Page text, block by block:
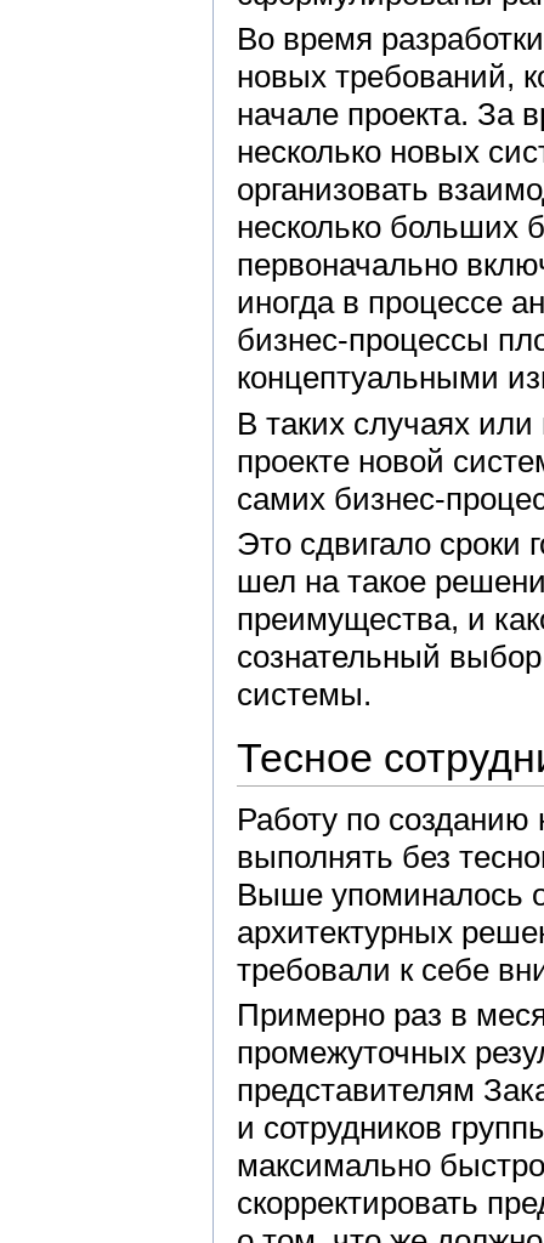
Во время
новых требований,
начале проекта. За
несколько новых
организовать
несколько больших
первоначально
иногда в процессе
бизнес-процессы
концептуальными
В таких случаях
проекте новой
самих бизнес-
Это сдвигало сроки
шел на такое
преимущества, и
сознательный
системы.
Тесное
Работу по
выполнять без
Выше упоминалось
архитектурных
требовали к себе
Примерно раз в
промежуточных
представителям
и сотрудников
максимально
скорректировать